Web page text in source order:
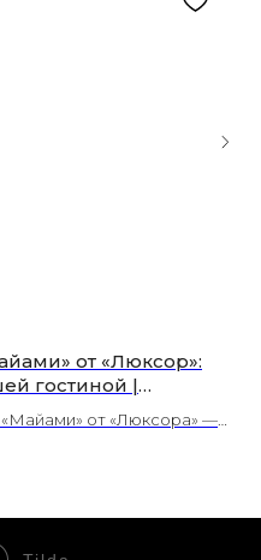
от «Люксор»:
гостиной |
от «Люксора» —